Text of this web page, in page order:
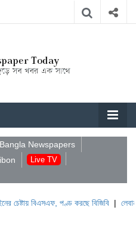
Bangla Newspapers
Live TV
পণ্ড করছে বিজিবি|লেবাননের